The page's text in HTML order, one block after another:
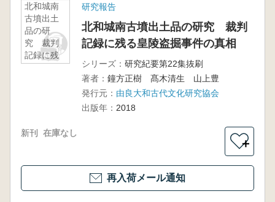
北和城南
古墳出土
品の研
究 裁判
記録に残
研究報告
北和城南古墳出土品の研究 裁判
記録に残る皇陵盗掘事件の真相
シリーズ： 研究紀要第22集抜刷
著者： 鐘方正樹 髙木清生 山上豊
発行元： 由良大和古代文化研究協会
出版年： 2018
新刊 在庫なし
＋
再入荷メール通知